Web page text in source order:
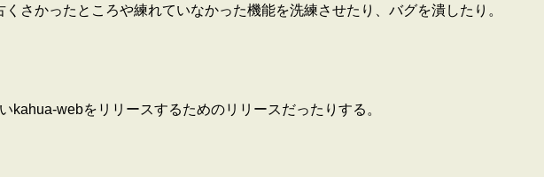
さかったところや練れていなかった機能を洗練させたり、バグを潰したり。
webをリリースするためのリリースだったりする。